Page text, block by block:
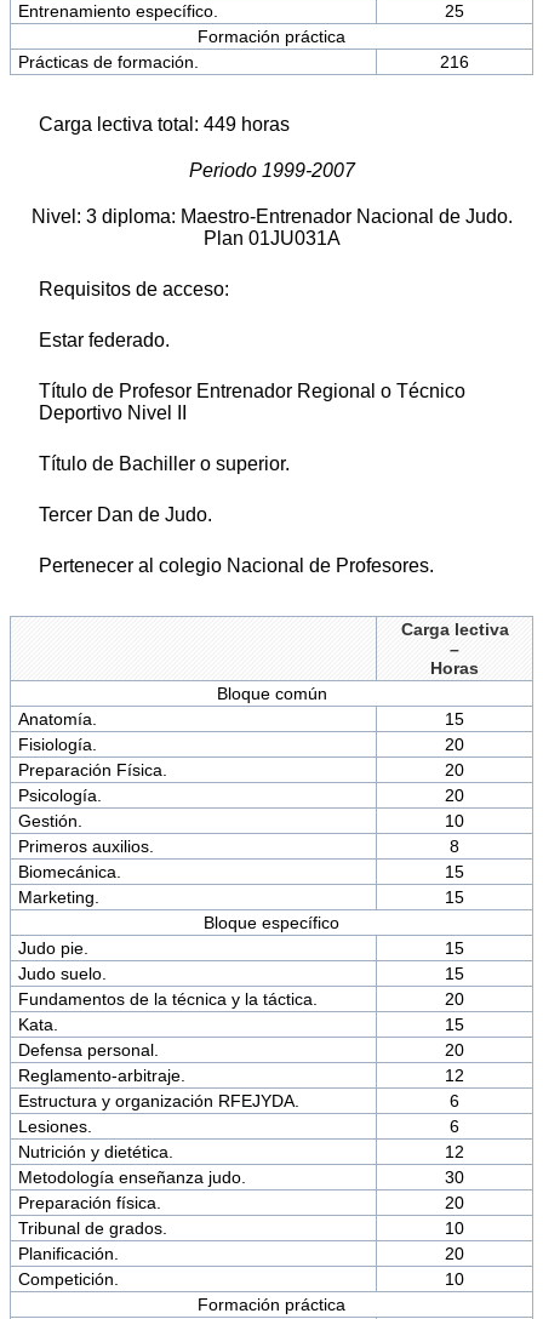
Entrenamiento específico.
25
Formación práctica
Prácticas de formación.
216
Carga lectiva total: 449 horas
Periodo 1999-2007
Nivel: 3 diploma: Maestro-Entrenador Nacional de Judo.
Plan 01JU031A
Requisitos de acceso:
Estar federado.
Título de Profesor Entrenador Regional o Técnico
Deportivo Nivel II
Título de Bachiller o superior.
Tercer Dan de Judo.
Pertenecer al colegio Nacional de Profesores.
Carga lectiva
–
Horas
Bloque común
Anatomía.
15
Fisiología.
20
Preparación Física.
20
Psicología.
20
Gestión.
10
Primeros auxilios.
8
Biomecánica.
15
Marketing.
15
Bloque específico
Judo pie.
15
Judo suelo.
15
Fundamentos de la técnica y la táctica.
20
Kata.
15
Defensa personal.
20
Reglamento-arbitraje.
12
Estructura y organización RFEJYDA.
6
Lesiones.
6
Nutrición y dietética.
12
Metodología enseñanza judo.
30
Preparación física.
20
Tribunal de grados.
10
Planificación.
20
Competición.
10
Formación práctica